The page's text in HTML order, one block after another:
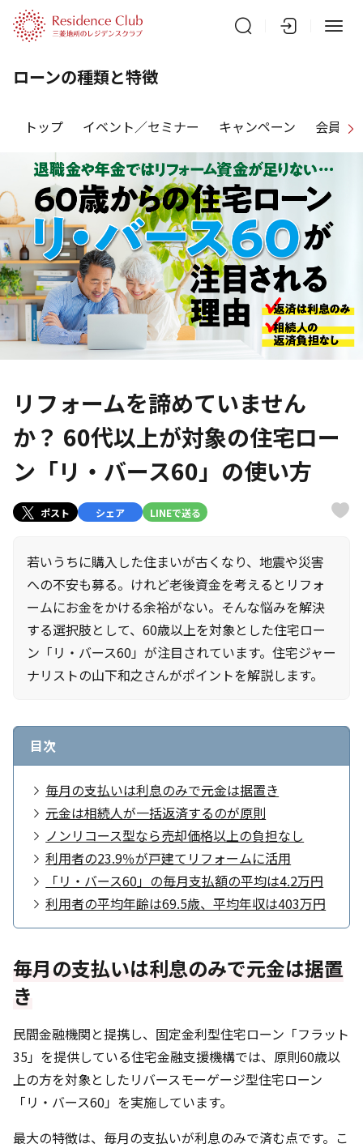
ローンの種類と特徴
トップ イベント／セミナー キャンペーン 会員特
リフォームを諦めていません
か？ 60代以上が対象の住宅ロー
ン「リ・バース60」の使い方
ポスト シェア LINEで送る
若いうちに購入した住まいが古くなり、地震や災害
への不安も募る。けれど老後資金を考えるとリフォ
ームにお金をかける余裕がない。そんな悩みを解決
する選択肢として、60歳以上を対象とした住宅ロー
ン「リ・バース60」が注目されています。住宅ジャー
ナリストの山下和之さんがポイントを解説します。
目次
毎月の支払いは利息のみで元金は据置き
元金は相続人が一括返済するのが原則
ノンリコース型なら売却価格以上の負担なし
利用者の23.9％が戸建てリフォームに活用
「リ・バース60」の毎月支払額の平均は4.2万円
利用者の平均年齢は69.5歳、平均年収は403万円
毎月の支払いは利息のみで元金は据置
き
民間金融機関と提携し、固定金利型住宅ローン「フラット
35」を提供している住宅金融支援機構では、原則60歳以
上の方を対象としたリバースモーゲージ型住宅ローン
「リ・バース60」を実施しています。
最大の特徴は、毎月の支払いが利息のみで済む点です。こ